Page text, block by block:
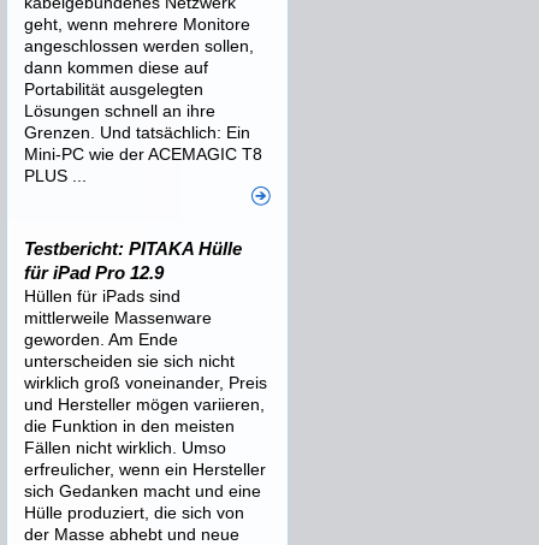
geht, wenn mehrere Monitore
angeschlossen werden sollen,
dann kommen diese auf
Portabilität ausgelegten
Lösungen schnell an ihre
Grenzen. Und tatsächlich: Ein
Mini-PC wie der ACEMAGIC T8
PLUS ...
Testbericht: PITAKA Hülle
für iPad Pro 12.9
Hüllen für iPads sind
mittlerweile Massenware
geworden. Am Ende
unterscheiden sie sich nicht
wirklich groß voneinander, Preis
und Hersteller mögen variieren,
die Funktion in den meisten
Fällen nicht wirklich. Umso
erfreulicher, wenn ein Hersteller
sich Gedanken macht und eine
Hülle produziert, die sich von
der Masse abhebt und neue